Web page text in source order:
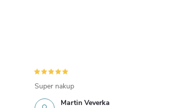
Martin Veverka
Super nakup